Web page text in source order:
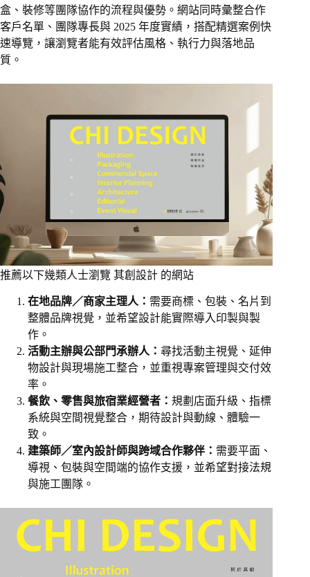
盒、裝修等團隊協作的流程與優勢。網站同時彙整合作
客戶名單、團隊專長與 2025 年度實績，搭配精選案例快
速導覽，讓瀏覽者能有效評估風格、執行力與落地品
質。
推薦以下幾類人士瀏覽 其創設計 的網站
在地品牌／商家主理人： 需要商標、包裝、名片到
整體品牌視覺，並希望設計能實際導入印製與製
作。
活動主辦與公部門承辦人： 尋找活動主視覺、延伸
物設計與現場施工整合，並重視專案管理與交付效
率。
餐飲、零售與旅宿業經營者： 規劃店面升級、指標
系統與空間視覺整合，期待設計與動線、體驗一
致。
建築師／室內設計師與跨域合作夥伴： 需要平面、
導視、包裝與空間端的協作支援，並希望對接法規
與施工團隊。